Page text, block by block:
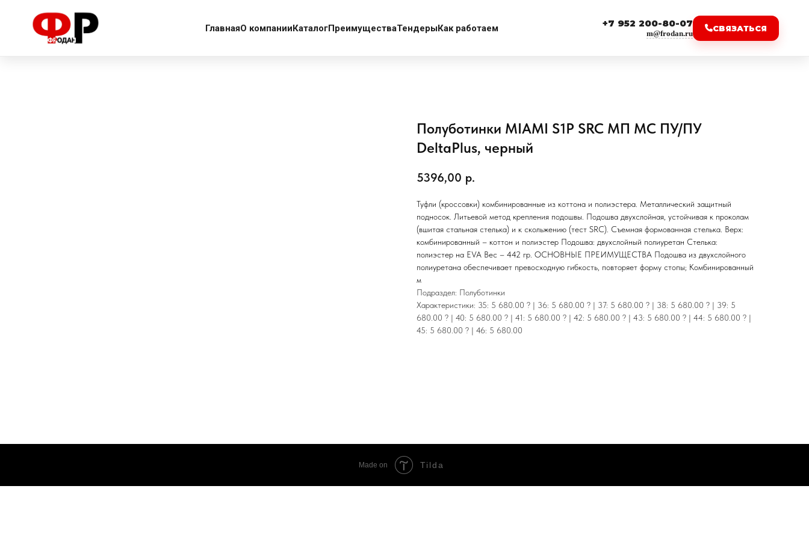
ГлавнаяО компанииКаталогПреимуществаТендерыКак работаем +7 952 200-80-07
m@frodan.ru
СВЯЗАТЬСЯ
More products
Полуботинки MIAMI S1P SRC МП МС ПУ/ПУ
DeltaPlus, черный
5396,00 р.
Туфли (кроссовки) комбинированные из коттона и полиэстера. Металлический защитный
подносок. Литьевой метод крепления подошвы. Подошва двухслойная, устойчивая к проколам
(вшитая стальная стелька) и к скольжению (тест SRC). Съемная формованная стелька. Верх:
комбинированный – коттон и полиэстер Подошва: двухслойный полиуретан Стелька:
полиэстер на EVA Вес – 442 гр. ОСНОВНЫЕ ПРЕИМУЩЕСТВА Подошва из двухслойного
полиуретана обеспечивает превосходную гибкость, повторяет форму стопы; Комбинированный
м
Подраздел: Полуботинки
Характеристики: 35: 5 680.00 ? | 36: 5 680.00 ? | 37: 5 680.00 ? | 38: 5 680.00 ? | 39: 5
680.00 ? | 40: 5 680.00 ? | 41: 5 680.00 ? | 42: 5 680.00 ? | 43: 5 680.00 ? | 44: 5 680.00 ? |
45: 5 680.00 ? | 46: 5 680.00
Made on Tilda